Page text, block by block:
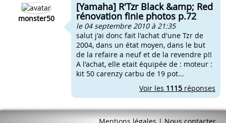
monster50
[Yamaha] R'Tzr Black &amp; Red
rénovation finie photos p.72
le 04 septembre 2010 à 21:35
salut j'ai donc fait l'achat d'une Tzr de
2004, dans un état moyen, dans le but
de la refaire a neuf et de la revendre p!!
A l'achat, elle etait équipée de : moteur :
kit 50 carenzy carbu de 19 pot...
Voir les 1115 réponses